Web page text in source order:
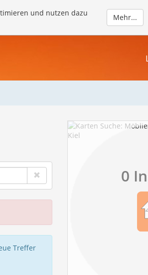
und nutzen dazu
Mehr...
Treffer
0